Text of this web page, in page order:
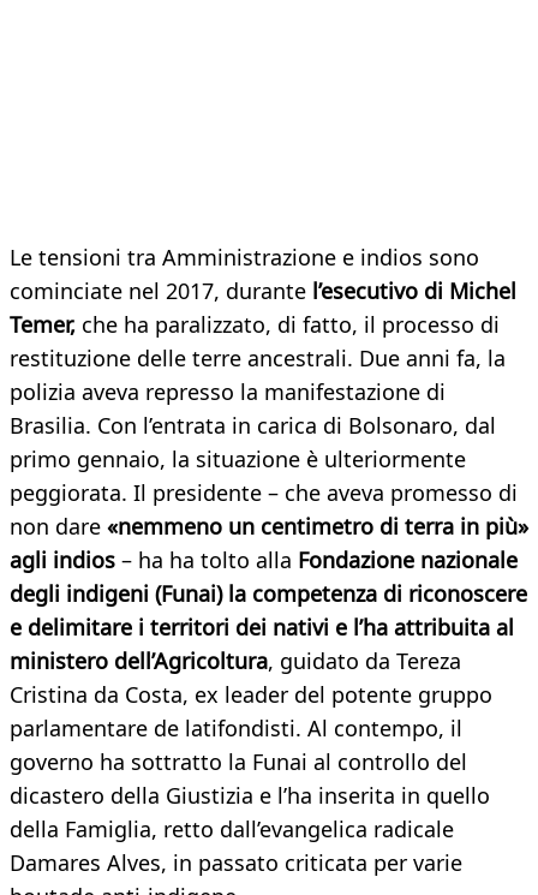
Le tensioni tra Amministrazione e indios sono
cominciate nel 2017, durante l’esecutivo di Michel
Temer, che ha paralizzato, di fatto, il processo di
restituzione delle terre ancestrali. Due anni fa, la
polizia aveva represso la manifestazione di
Brasilia. Con l’entrata in carica di Bolsonaro, dal
primo gennaio, la situazione è ulteriormente
peggiorata. Il presidente – che aveva promesso di
non dare «nemmeno un centimetro di terra in più»
agli indios – ha ha tolto alla Fondazione nazionale
degli indigeni (Funai) la competenza di riconoscere
e delimitare i territori dei nativi e l’ha attribuita al
ministero dell’Agricoltura, guidato da Tereza
Cristina da Costa, ex leader del potente gruppo
parlamentare de latifondisti. Al contempo, il
governo ha sottratto la Funai al controllo del
dicastero della Giustizia e l’ha inserita in quello
della Famiglia, retto dall’evangelica radicale
Damares Alves, in passato criticata per varie